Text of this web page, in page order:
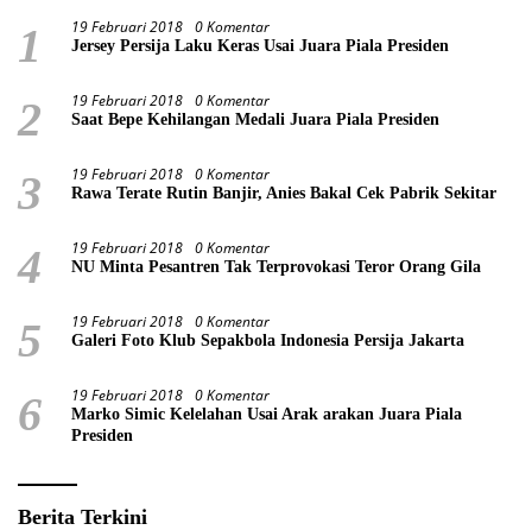
1 19 Februari 2018 0 Komentar
Jersey Persija Laku Keras Usai Juara Piala Presiden
2 19 Februari 2018 0 Komentar
Saat Bepe Kehilangan Medali Juara Piala Presiden
3 19 Februari 2018 0 Komentar
Rawa Terate Rutin Banjir, Anies Bakal Cek Pabrik Sekitar
4 19 Februari 2018 0 Komentar
NU Minta Pesantren Tak Terprovokasi Teror Orang Gila
5 19 Februari 2018 0 Komentar
Galeri Foto Klub Sepakbola Indonesia Persija Jakarta
6 19 Februari 2018 0 Komentar
Marko Simic Kelelahan Usai Arak arakan Juara Piala
Presiden
Berita Terkini